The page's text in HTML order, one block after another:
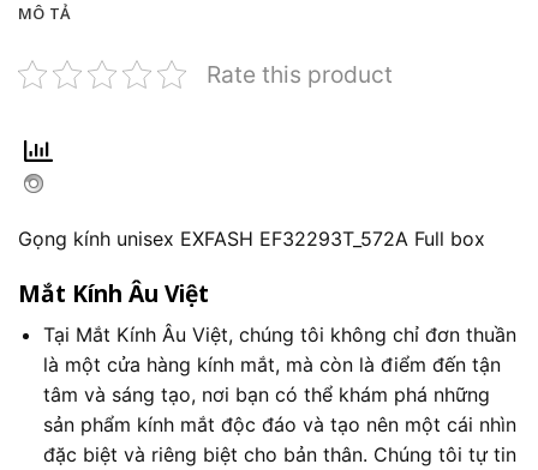
MÔ TẢ
Rate this product
Gọng kính unisex EXFASH EF32293T_572A Full box
Mắt Kính Âu Việt
Tại Mắt Kính Âu Việt, chúng tôi không chỉ đơn thuần
là một cửa hàng kính mắt, mà còn là điểm đến tận
tâm và sáng tạo, nơi bạn có thể khám phá những
sản phẩm kính mắt độc đáo và tạo nên một cái nhìn
đặc biệt và riêng biệt cho bản thân. Chúng tôi tự tin